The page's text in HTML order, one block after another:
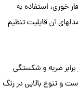
خوری، استفاده به
آن قابلیت تنظیم
ضربه و شکستگی
و تنوع بالایی در رنگ